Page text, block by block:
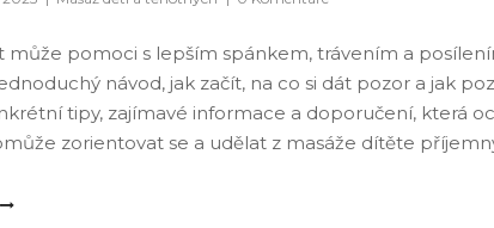
může pomoci s lepším spánkem, trávením a
návod, jak začít, na co si dát pozor a jak
tipy, zajímavé informace a doporučení, která
zorientovat se a udělat z masáže dítěte